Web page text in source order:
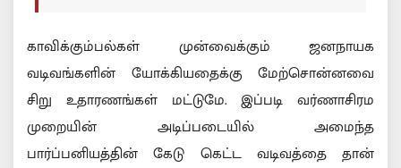
காவிக்கும்பல்கள் முன்வைக்கும் ஜனநாயக
வடிவங்களின் யோக்கியதைக்கு மேற்சொன்னவை
சிறு உதாரணங்கள் மட்டுமே. இப்படி வர்ணாசிரம
முறையின் அடிப்படையில் அமைந்த
பார்ப்பனியத்தின் கேடு கெட்ட வடிவத்தை தான்